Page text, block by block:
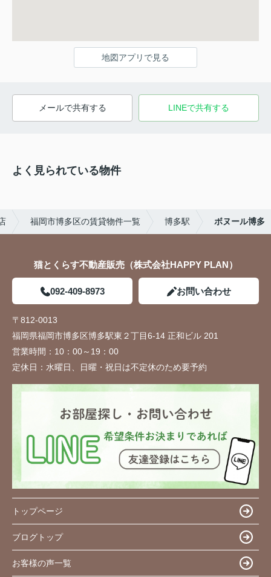
地図アプリで見る
メールで共有する LINEで共有する
よく見られている物件
福岡市博多区の賃貸物件一覧 博多駅 ボヌール博多
猫とくらす不動産販売（株式会社HAPPY PLAN）
092-409-8973 お問い合わせ
〒812-0013
福岡県福岡市博多区博多駅東２丁目6-14 正和ビル 201
営業時間： 10：00～19：00
定休日： 水曜日、日曜・祝日は不定休のため要予約
トップページ
ブログトップ
お客様の声一覧